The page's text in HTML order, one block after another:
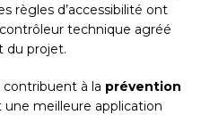
règles d’accessibilité ont
technique agréé
du projet.
à la prévention
une meilleure application